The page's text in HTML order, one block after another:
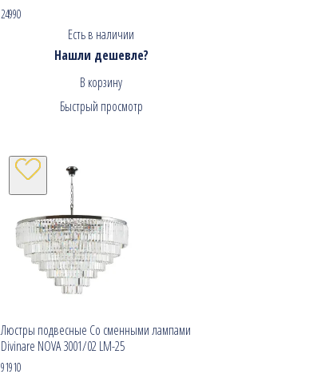
24990
Есть в наличии
Нашли дешевле?
В корзину
Быстрый просмотр
Люстры подвесные Со сменными лампами
Divinare NOVA 3001/02 LM-25
91910